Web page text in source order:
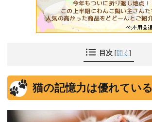
目次 [開く ]
猫の記憶力は優れている